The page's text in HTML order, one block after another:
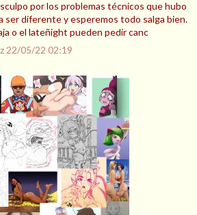
por los problemas técnicos que hubo
ser diferente y esperemos todo salga bien.
o el lateñight pueden pedir canc
22/05/22 02:19